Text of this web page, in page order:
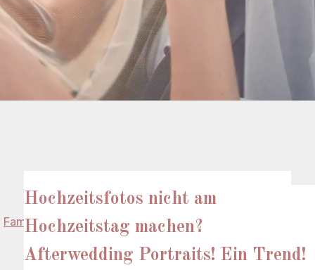
Hochzeitsfotos nicht am
Hochzeitstag machen?
Afterwedding Portraits! Ein Trend!
Familienfotografie Speyer Familienfotos im Winter